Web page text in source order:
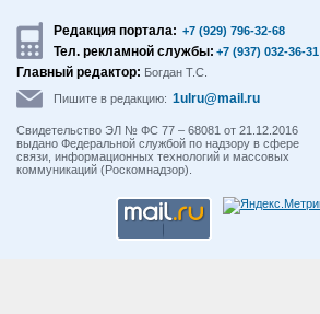
Редакция портала: +7 (929) 796-32-68
Тел. рекламной службы: +7 (937) 032-36-31
Главный редактор: Богдан Т.С.
Пишите в редакцию: 1ulru@mail.ru
Свидетельство ЭЛ № ФС 77 – 68081 от 21.12.2016
выдано Федеральной службой по надзору в сфере
связи, информационных технологий и массовых
коммуникаций (Роскомнадзор).